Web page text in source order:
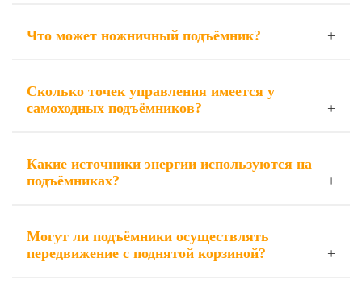
Что может ножничный подъёмник?
Сколько точек управления имеется у
самоходных подъёмников?
Какие источники энергии используются на
подъёмниках?
Могут ли подъёмники осуществлять
передвижение с поднятой корзиной?